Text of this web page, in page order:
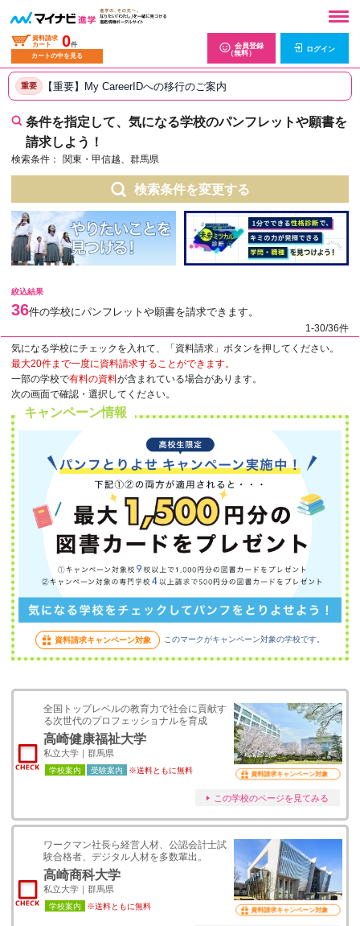
資料請求
カート
0件
カートの中を見る
会員登録
（無料）
ログイン
重要 【重要】My CareerIDへの移行のご案内
条件を指定して、気になる学校のパンフレットや願書を
請求しよう！
検索条件： 関東・甲信越、群馬県
検索条件を変更する
絞込結果
36件の学校にパンフレットや願書を請求できます。
1-30/36件
気になる学校にチェックを入れて、「資料請求」ボタンを押してください。
最大20件まで一度に資料請求することができます。
一部の学校で有料の資料が含まれている場合があります。
次の画面で確認・選択してください。
キャンペーン情報
資料請求キャンペーン対象 このマークがキャンペーン対象の学校です。
全国トップレベルの教育力で社会に貢献す
る次世代のプロフェッショナルを育成
高崎健康福祉大学
私立大学｜群馬県
学校案内 受験案内 ※送料ともに無料 資料請求キャンペーン対象
この学校のページを見てみる
ワークマン社長ら経営人材、公認会計士試
験合格者、デジタル人材を多数輩出。
高崎商科大学
私立大学｜群馬県
学校案内 ※送料ともに無料 資料請求キャンペーン対象